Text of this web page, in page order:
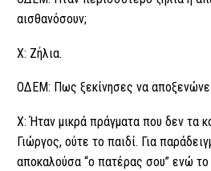
αισθανόσουν;
Χ: Ζήλια.
ΟΔΕΜ: Πως ξεκίνησες να
Χ: Ήταν μικρά πράγματα που δεν τα
Γιώργος, ούτε το παιδί. Για
αποκαλούσα “ο πατέρας σου” ενώ το